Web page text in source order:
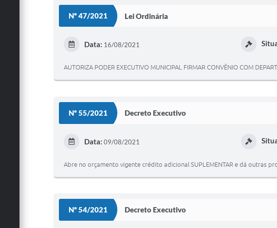
Nº 47/2021 Lei Ordinária
Data: 16/08/2021
AUTORIZA PODER EXECUTIVO MUNICIPAL FIRMAR CONVÊNIO COM
Nº 55/2021 Decreto Executivo
Data: 09/08/2021
Abre no orçamento vigente crédito adicional SUPLEMENTAR e dá outras
Nº 54/2021 Decreto Executivo